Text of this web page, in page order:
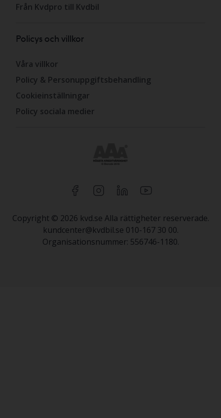
Från Kvdpro till Kvdbil
Policys och villkor
Våra villkor
Policy & Personuppgiftsbehandling
Cookieinställningar
Policy sociala medier
Copyright © 2026 kvd.se Alla rättigheter reserverade.
kundcenter@kvdbil.se 010-167 30 00.
Organisationsnummer: 556746-1180.